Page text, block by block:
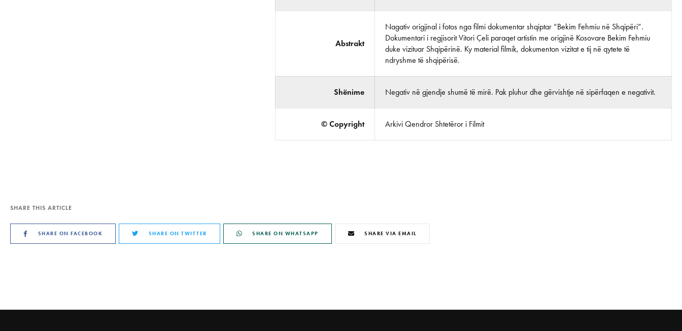
Abstrakt
Nagativ origjinal i fotos nga filmi dokumentar shqiptar “Bekim Fehmiu në Shqipëri”.
Dokumentari i regjisorit Vitori Çeli paraqet artistin me origjinë Kosovare Bekim Fehmiu
duke vizituar Shqipërinë. Ky material filmik, dokumenton vizitat e tij në qytete të
ndryshme të shqipërisë.
Shënime Negativ në gjendje shumë të mirë. Pak pluhur dhe gërvishtje në sipërfaqen e negativit.
© Copyright Arkivi Qendror Shtetëror i Filmit
SHARE THIS ARTICLE
SHARE ON FACEBOOK SHARE ON TWITTER SHARE ON WHATSAPP SHARE VIA EMAIL